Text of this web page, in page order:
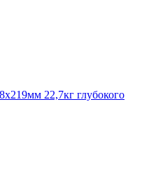
22,7кг глубокого